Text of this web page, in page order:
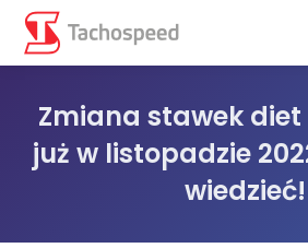
Zmiana stawek
już w listopadzie
wiedzieć!